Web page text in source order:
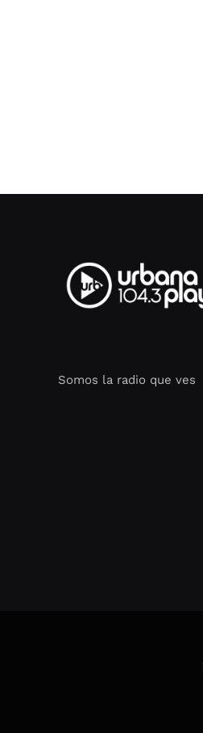
Somos la radio que ves